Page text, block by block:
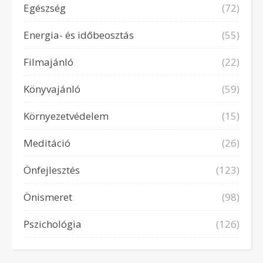
Egészség
(72)
Energia- és időbeosztás
(55)
Filmajánló
(22)
Könyvajánló
(59)
Környezetvédelem
(15)
Meditáció
(26)
Önfejlesztés
(123)
Önismeret
(98)
Pszichológia
(126)